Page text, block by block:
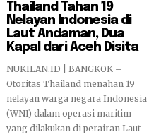
Thailand Tahan 19
Nelayan Indonesia di
Laut Andaman, Dua
Kapal dari Aceh Disita
NUKILAN.ID | BANGKOK –
Otoritas Thailand menahan 19
nelayan warga negara Indonesia
(WNI) dalam operasi maritim
yang dilakukan di perairan Laut